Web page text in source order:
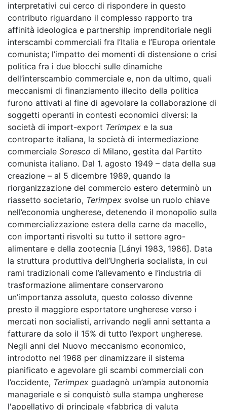
interpretativi cui cerco di rispondere in questo
contributo riguardano il complesso rapporto tra
affinità ideologica e partnership imprenditoriale negli
interscambi commerciali fra l’Italia e l’Europa orientale
comunista; l’impatto dei momenti di distensione o crisi
politica fra i due blocchi sulle dinamiche
dell’interscambio commerciale e, non da ultimo, quali
meccanismi di finanziamento illecito della politica
furono attivati al fine di agevolare la collaborazione di
soggetti operanti in contesti economici diversi: la
società di import-export Terimpex e la sua
controparte italiana, la società di intermediazione
commerciale Soresco di Milano, gestita dal Partito
comunista italiano. Dal 1. agosto 1949 – data della sua
creazione – al 5 dicembre 1989, quando la
riorganizzazione del commercio estero determinò un
riassetto societario, Terimpex svolse un ruolo chiave
nell’economia ungherese, detenendo il monopolio sulla
commercializzazione estera della carne da macello,
con importanti risvolti su tutto il settore agro-
alimentare e della zootecnia [Lányi 1983, 1986]. Data
la struttura produttiva dell’Ungheria socialista, in cui
rami tradizionali come l’allevamento e l’industria di
trasformazione alimentare conservarono
un’importanza assoluta, questo colosso divenne
presto il maggiore esportatore ungherese verso i
mercati non socialisti, arrivando negli anni settanta a
fatturare da solo il 15% di tutto l’export ungherese.
Negli anni del Nuovo meccanismo economico,
introdotto nel 1968 per dinamizzare il sistema
pianificato e agevolare gli scambi commerciali con
l’occidente, Terimpex guadagnò un’ampia autonomia
manageriale e si conquistò sulla stampa ungherese
l'appellativo di principale «fabbrica di valuta